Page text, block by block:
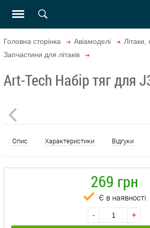
Головна сторінка Авіамоделі
Запчастини для літаків
Art-Tech Набір тяг для
Опис Характеристики Відгуки
269 грн
Є в наявності
- +